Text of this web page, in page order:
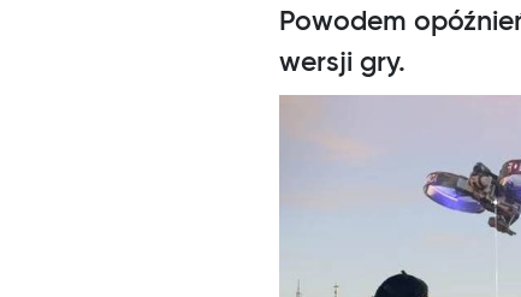
Powodem
wersji gry.